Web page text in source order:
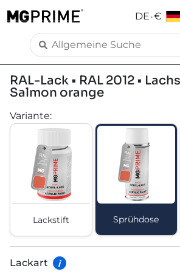
DE .€
RAL-Lack • RAL 2012 •
Salmon orange
Variante:
Lackstift Sprühdose
Lackart i